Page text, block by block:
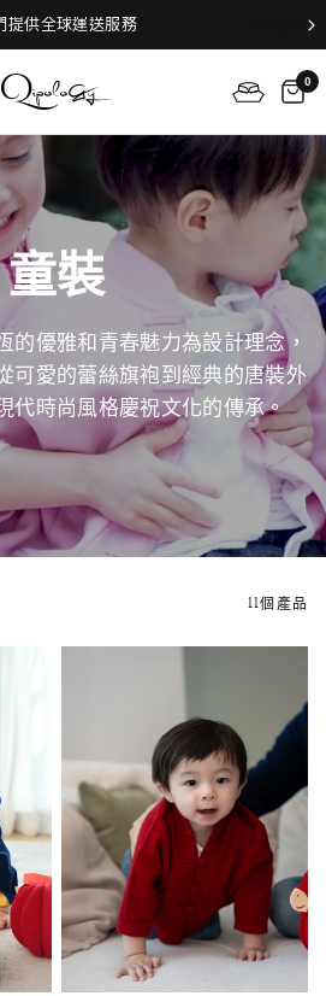
提供全球運送服務
0
童裝
的優雅和青春魅力為設計理念，
可愛的蕾絲旗袍到經典的唐裝外
代時尚風格慶祝文化的傳承。
11個產品
SNOWDROP
$13,800.00